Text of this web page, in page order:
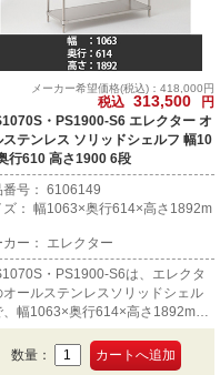
メーカー希望価格(税込)：418,000円
税込 313,500
円
・PS1900-S6 エレクター オ
ステンレス ソリッドシェルフ 幅10
行610 高さ1900 6段
番号： 6106149
ズ： 幅1063×奥行614×高さ1892m
カー： エレクター
・PS1900-S6は、エレクタ
オールステンレスソリッドシェル
、幅1063×奥行614×高さ1892mm
です。
数量：